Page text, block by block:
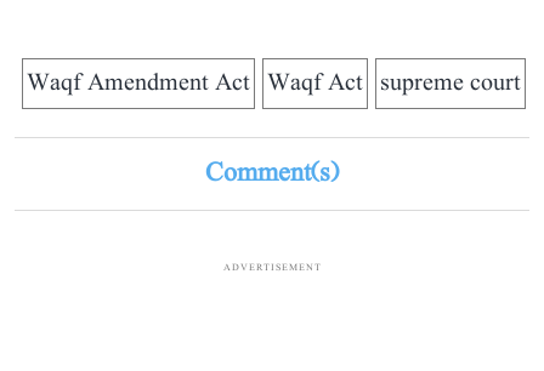
supreme court
Waqf Act
Waqf Amendment Act
Comment(s)
ADVERTISEMENT